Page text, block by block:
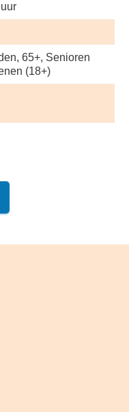
65+, Senioren
(18+)